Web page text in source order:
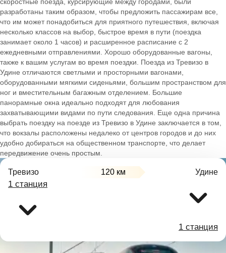
разработаны таким образом, чтобы предложить пассажирам все,
что им может понадобиться для приятного путешествия, включая
несколько классов на выбор, быстрое время в пути (поездка
занимает около 1 часов) и расширенное расписание с 2
ежедневными отправлениями. Хорошо оборудованные вагоны,
также к вашим услугам во время поездки. Поезда из Тревизо в
Удине отличаются светлыми и просторными вагонами,
оборудованными мягкими сиденьями, большим пространством для
ног и вместительным багажным отделением. Большие
панорамные окна идеально подходят для любования
захватывающими видами по пути следования. Еще одна причина
выбрать поездку на поезде из Тревизо в Удине заключается в том,
что вокзалы расположены недалеко от центров городов и до них
удобно добираться на общественном транспорте, что делает
передвижение очень простым.
Тревизо 120 км Удине
1 станция
1 станция